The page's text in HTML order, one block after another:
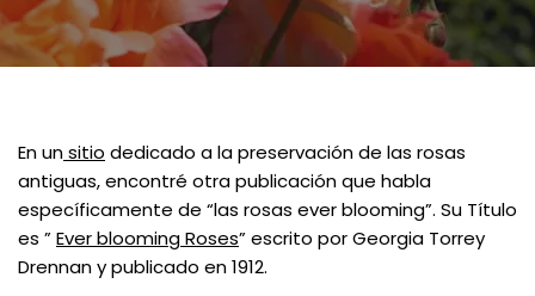
En unsitio dedicado a la preservación de las rosas
antiguas, encontré otra publicación que habla
específicamente de “las rosas ever blooming”. Su Título
es ”Ever blooming Roses” escrito por Georgia Torrey
Drennan y publicado en 1912.